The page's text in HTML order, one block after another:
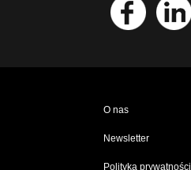
O nas
Newsletter
Polityka prywatności